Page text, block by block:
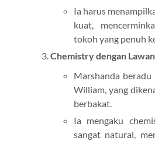
Ia harus
kuat,
tokoh yang penuh
Chemistry dengan
Marshanda beradu
William, yang
berbakat.
Ia mengaku
sangat natural,